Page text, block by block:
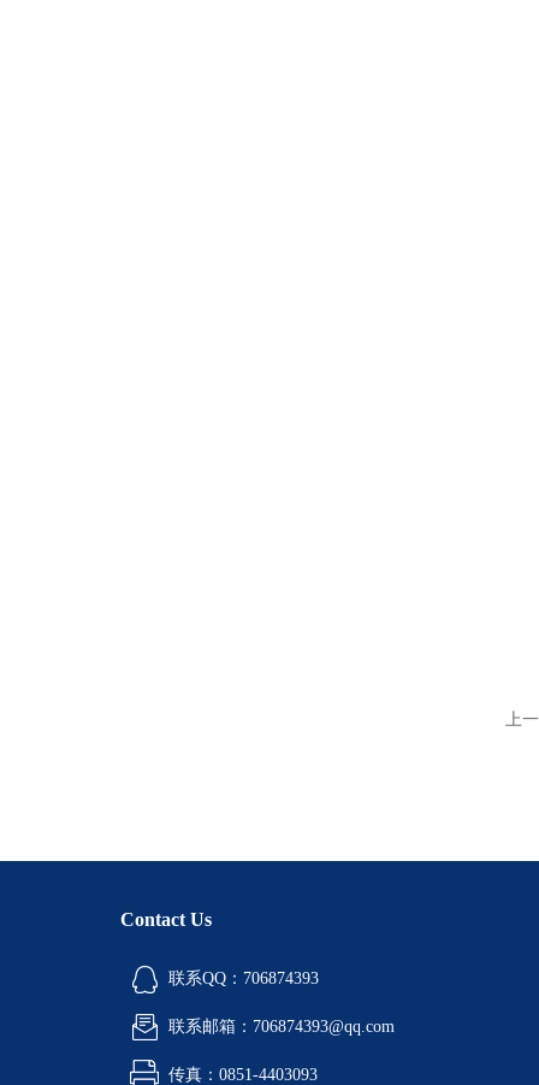
上
Contact Us
联系QQ：706874393
联系邮箱：706874393@qq.com
传真：0851-4403093